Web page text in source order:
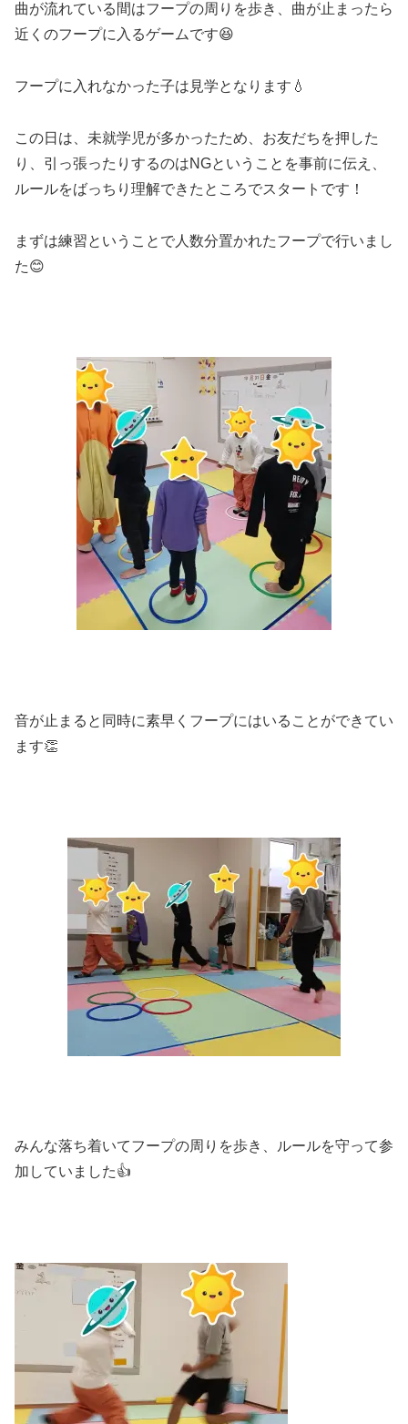
曲が流れている間はフープの周りを歩き、曲が止まったら
近くのフープに入るゲームです😆
フープに入れなかった子は見学となります💧
この日は、未就学児が多かったため、お友だちを押した
り、引っ張ったりするのはNGということを事前に伝え、
ルールをばっちり理解できたところでスタートです！
まずは練習ということで人数分置かれたフープで行いまし
た😊
音が止まると同時に素早くフープにはいることができてい
ます👏
みんな落ち着いてフープの周りを歩き、ルールを守って参
加していました👍